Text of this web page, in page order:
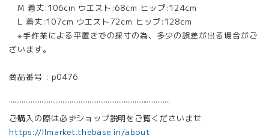
M 着丈:106cm ウエスト:68cm ヒップ:124cm
L 着丈:107cm ウエスト72cm ヒップ:128cm
※手作業による平置きでの採寸の為、多少の誤差が出る場合がご
ざいます。
商品番号 : p0476
¨¨¨¨¨¨¨¨¨¨¨¨¨¨¨¨¨¨¨¨¨¨¨¨¨¨¨¨¨¨¨¨¨¨¨¨¨¨¨¨¨¨¨¨¨
ご購入の際は必ずショップ説明をご覧くださいませ
https://llmarket.thebase.in/about